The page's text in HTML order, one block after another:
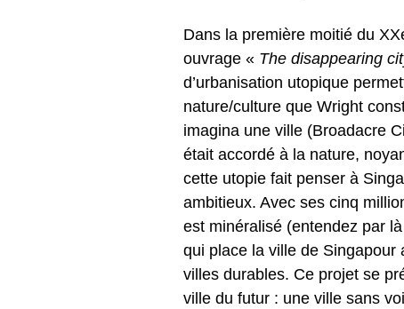
Dans la première moitié du
ouvrage « The disappearing
d’urbanisation utopique
nature/culture que Wright
imagina une ville (Broadacre
était accordé à la nature,
cette utopie fait penser à
ambitieux. Avec ses cinq
est minéralisé (entendez par
qui place la ville de Singapour
villes durables. Ce projet se
ville du futur : une ville sans